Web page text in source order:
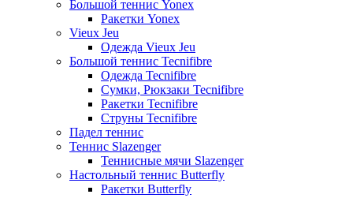
Большой теннис Yonex
Ракетки Yonex
Vieux Jeu
Одежда Vieux Jeu
Большой теннис Tecnifibre
Одежда Tecnifibre
Сумки, Рюкзаки Tecnifibre
Ракетки Tecnifibre
Струны Tecnifibre
Падел теннис
Теннис Slazenger
Теннисные мячи Slazenger
Настольный теннис Butterfly
Ракетки Butterfly